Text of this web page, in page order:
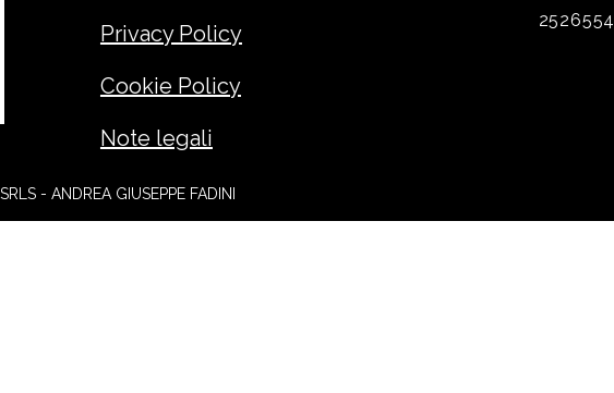
Privacy Policy
Cookie Policy
Note legali
2526554
- ANDREA GIUSEPPE FADINI